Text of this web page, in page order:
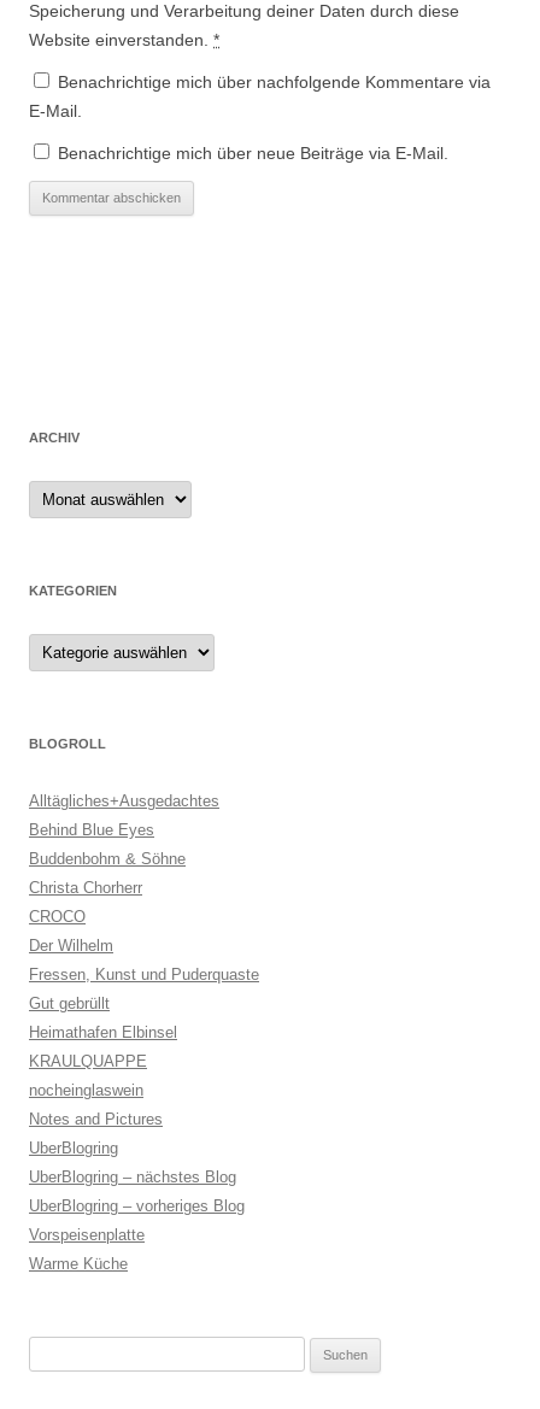
Speicherung und Verarbeitung deiner Daten durch diese
Website einverstanden. *
Benachrichtige mich über nachfolgende Kommentare via
E-Mail.
Benachrichtige mich über neue Beiträge via E-Mail.
ARCHIV
Archiv
KATEGORIEN
Kategorien
BLOGROLL
Alltägliches+Ausgedachtes
Behind Blue Eyes
Buddenbohm & Söhne
Christa Chorherr
CROCO
Der Wilhelm
Fressen, Kunst und Puderquaste
Gut gebrüllt
Heimathafen Elbinsel
KRAULQUAPPE
nocheinglaswein
Notes and Pictures
UberBlogring
UberBlogring – nächstes Blog
UberBlogring – vorheriges Blog
Vorspeisenplatte
Warme Küche